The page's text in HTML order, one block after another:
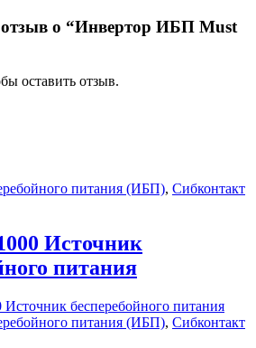
о “Инвертор ИБП Must
оставить отзыв.
питания (ИБП), Сибконтакт
Источник
питания
питания (ИБП), Сибконтакт